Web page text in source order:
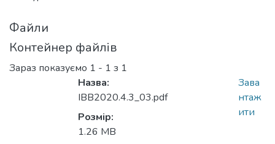
Файли
Контейнер файлів
Зараз показуємо 1 - 1 з 1
Назва:
IBB2020.4.3_03.pdf
Розмір:
1.26 MB
Зава
нтаж
ити